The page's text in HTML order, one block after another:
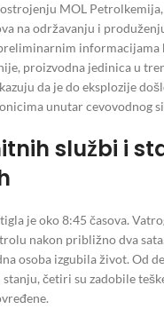
MOL
na održavanju i
informacijama
proizvodna jedinica u
da je do eksplozije
unutar cevovodnog
službi i
je oko 8:45 časova.
nakon približno dva
osoba izgubila život. Od
četiri su zadobile